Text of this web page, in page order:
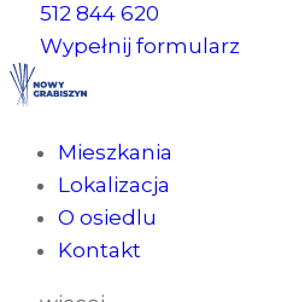
512 844 620
Wypełnij formularz
Mieszkania
Lokalizacja
O osiedlu
Kontakt